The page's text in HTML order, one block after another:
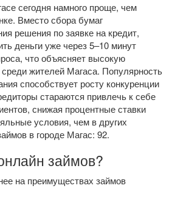
сегодня намного проще, чем
Вместо сбора бумаг
решения по заявке на кредит,
деньги уже через 5–10 минут
что объясняет высокую
жителей Магаса. Популярность
способствует росту конкуренции
стараются привлечь к себе
снижая процентные ставки
условия, чем в других
в городе Магас: 92.
займов?
на преимуществах займов